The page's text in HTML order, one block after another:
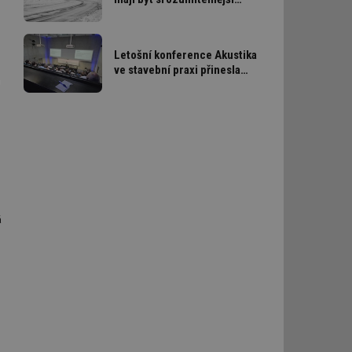
Letošní konference Akustika
ve stavební praxi přinesla
session uživatele
mohl sledovat
Neobsahuje
dat
webu
uživatelských
Airtable, k
v těchto
session uživatele
sledovat
Neobsahuje